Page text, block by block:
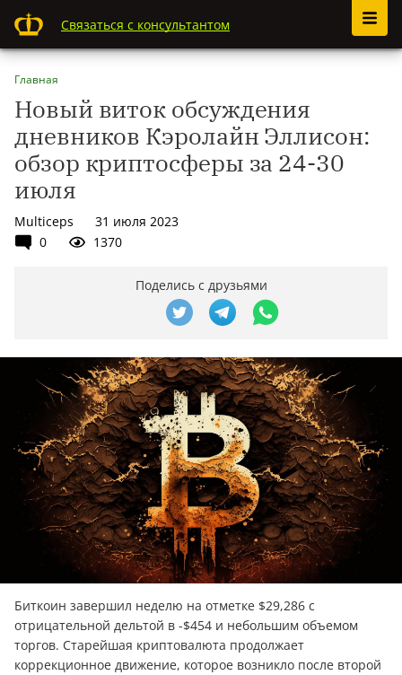
Связаться с консультантом
Главная
Новый виток обсуждения
дневников Кэролайн Эллисон:
обзор криптосферы за 24-30
июля
Multiceps
31 июля 2023
0
1370
Поделись с друзьями
Биткоин завершил неделю на отметке $29,286 с
отрицательной дельтой в -$454 и небольшим объемом
торгов. Старейшая криптовалюта продолжает
коррекционное движение, которое возникло после второй